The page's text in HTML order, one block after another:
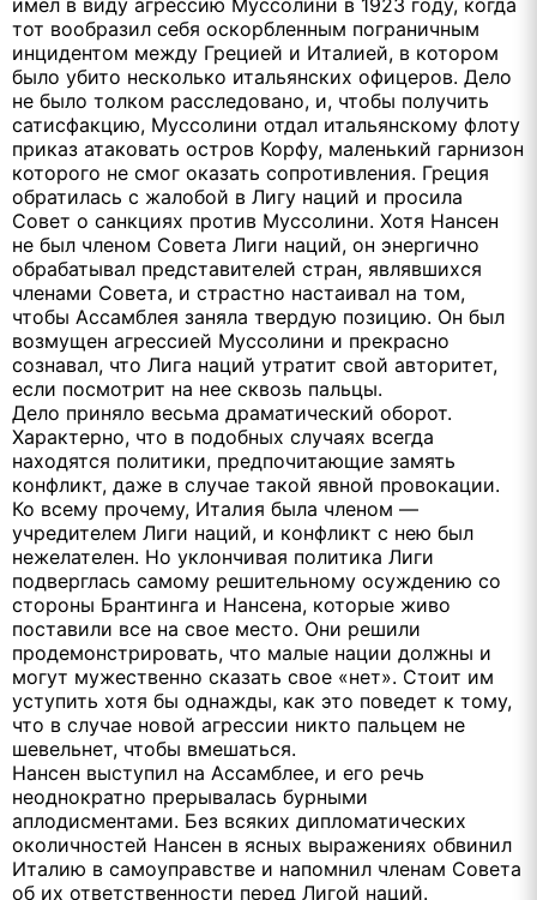
тот вообразил себя оскорбленным пограничным
инцидентом между Грецией и Италией, в котором
было убито несколько итальянских офицеров. Дело
не было толком расследовано, и, чтобы получить
сатисфакцию, Муссолини отдал итальянскому флоту
приказ атаковать остров Корфу, маленький гарнизон
которого не смог оказать сопротивления. Греция
обратилась с жалобой в Лигу наций и просила
Совет о санкциях против Муссолини. Хотя Нансен
не был членом Совета Лиги наций, он энергично
обрабатывал представителей стран, являвшихся
членами Совета, и страстно настаивал на том,
чтобы Ассамблея заняла твердую позицию. Он был
возмущен агрессией Муссолини и прекрасно
сознавал, что Лига наций утратит свой авторитет,
если посмотрит на нее сквозь пальцы.
Дело приняло весьма драматический оборот.
Характерно, что в подобных случаях всегда
находятся политики, предпочитающие замять
конфликт, даже в случае такой явной провокации.
Ко всему прочему, Италия была членом —
учредителем Лиги наций, и конфликт с нею был
нежелателен. Но уклончивая политика Лиги
подверглась самому решительному осуждению со
стороны Брантинга и Нансена, которые живо
поставили все на свое место. Они решили
продемонстрировать, что малые нации должны и
могут мужественно сказать свое «нет». Стоит им
уступить хотя бы однажды, как это поведет к тому,
что в случае новой агрессии никто пальцем не
шевельнет, чтобы вмешаться.
Нансен выступил на Ассамблее, и его речь
неоднократно прерывалась бурными
аплодисментами. Без всяких дипломатических
околичностей Нансен в ясных выражениях обвинил
Италию в самоуправстве и напомнил членам Совета
об их ответственности перед Лигой наций.